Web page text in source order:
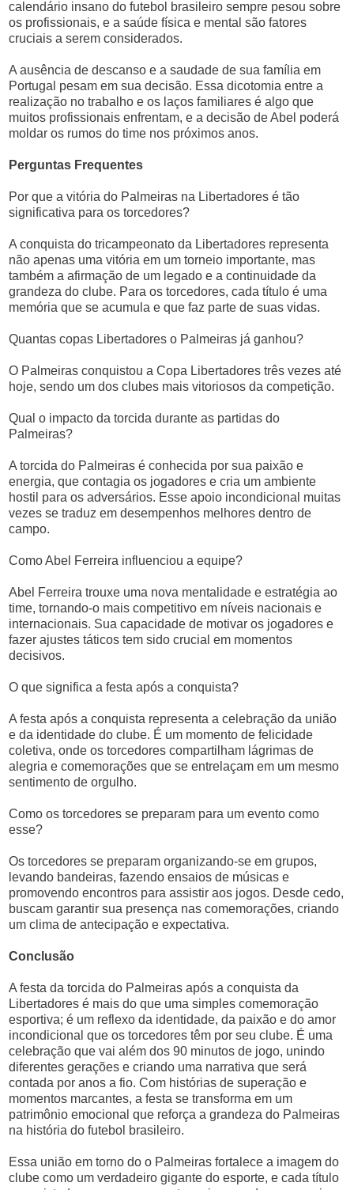
calendário insano do futebol brasileiro sempre pesou sobre
os profissionais, e a saúde física e mental são fatores
cruciais a serem considerados.
A ausência de descanso e a saudade de sua família em
Portugal pesam em sua decisão. Essa dicotomia entre a
realização no trabalho e os laços familiares é algo que
muitos profissionais enfrentam, e a decisão de Abel poderá
moldar os rumos do time nos próximos anos.
Perguntas Frequentes
Por que a vitória do Palmeiras na Libertadores é tão
significativa para os torcedores?
A conquista do tricampeonato da Libertadores representa
não apenas uma vitória em um torneio importante, mas
também a afirmação de um legado e a continuidade da
grandeza do clube. Para os torcedores, cada título é uma
memória que se acumula e que faz parte de suas vidas.
Quantas copas Libertadores o Palmeiras já ganhou?
O Palmeiras conquistou a Copa Libertadores três vezes até
hoje, sendo um dos clubes mais vitoriosos da competição.
Qual o impacto da torcida durante as partidas do
Palmeiras?
A torcida do Palmeiras é conhecida por sua paixão e
energia, que contagia os jogadores e cria um ambiente
hostil para os adversários. Esse apoio incondicional muitas
vezes se traduz em desempenhos melhores dentro de
campo.
Como Abel Ferreira influenciou a equipe?
Abel Ferreira trouxe uma nova mentalidade e estratégia ao
time, tornando-o mais competitivo em níveis nacionais e
internacionais. Sua capacidade de motivar os jogadores e
fazer ajustes táticos tem sido crucial em momentos
decisivos.
O que significa a festa após a conquista?
A festa após a conquista representa a celebração da união
e da identidade do clube. É um momento de felicidade
coletiva, onde os torcedores compartilham lágrimas de
alegria e comemorações que se entrelaçam em um mesmo
sentimento de orgulho.
Como os torcedores se preparam para um evento como
esse?
Os torcedores se preparam organizando-se em grupos,
levando bandeiras, fazendo ensaios de músicas e
promovendo encontros para assistir aos jogos. Desde cedo,
buscam garantir sua presença nas comemorações, criando
um clima de antecipação e expectativa.
Conclusão
A festa da torcida do Palmeiras após a conquista da
Libertadores é mais do que uma simples comemoração
esportiva; é um reflexo da identidade, da paixão e do amor
incondicional que os torcedores têm por seu clube. É uma
celebração que vai além dos 90 minutos de jogo, unindo
diferentes gerações e criando uma narrativa que será
contada por anos a fio. Com histórias de superação e
momentos marcantes, a festa se transforma em um
patrimônio emocional que reforça a grandeza do Palmeiras
na história do futebol brasileiro.
Essa união em torno do o Palmeiras fortalece a imagem do
clube como um verdadeiro gigante do esporte, e cada título